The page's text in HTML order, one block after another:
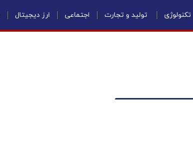
تکنولوژی تولید و تجارت اجتماعی ارز دیجیتال